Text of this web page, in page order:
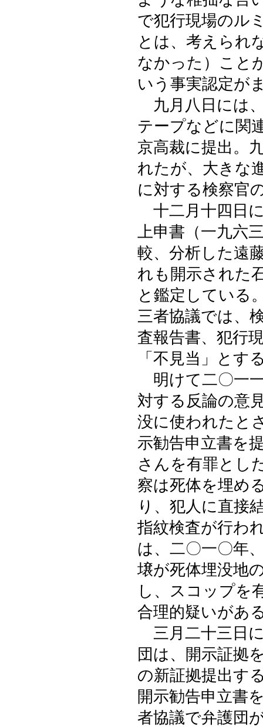
で犯行現場のル
とは、考えられ
なかった）こと
いう事実認定が
九月八日には
テープなどに関
京高裁に提出。
れたが、大きな
に対する検察官
十二月十四日
上申書（一九六
較、分析した遠
れも開示された
と鑑定している
三者協議では、
査報告書、犯行
「不見当」とす
明けて二〇一
対する反論の意
没に使われたと
示勧告申立書を
さんを有罪とし
察は死体を埋め
り、犯人に直接
指紋検査が行わ
は、二〇一〇年
壌が死体埋没地
し、スコップを
合理的疑いがあ
三月二十三日
団は、開示証拠
の新証拠提出す
開示勧告申立書
者協議で弁護団